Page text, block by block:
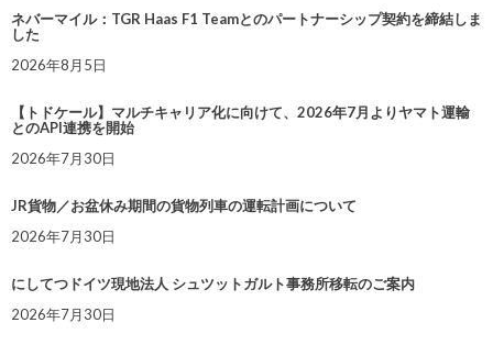
ネバーマイル：TGR Haas F1 Teamとのパートナーシップ契約を締結しま
した
2026年8月5日
【トドケール】マルチキャリア化に向けて、2026年7月よりヤマト運輸
とのAPI連携を開始
2026年7月30日
JR貨物／お盆休み期間の貨物列車の運転計画について
2026年7月30日
にしてつドイツ現地法人 シュツットガルト事務所移転のご案内
2026年7月30日